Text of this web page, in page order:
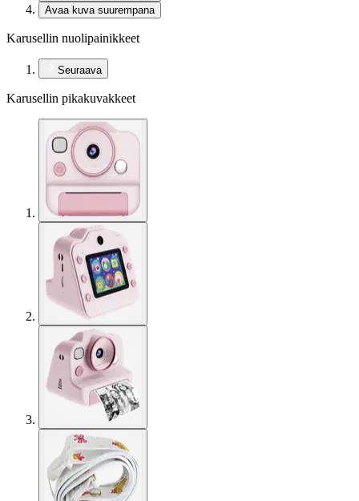
Avaa kuva suurempana
Karusellin nuolipainikkeet
Seuraava
Karusellin pikakuvakkeet